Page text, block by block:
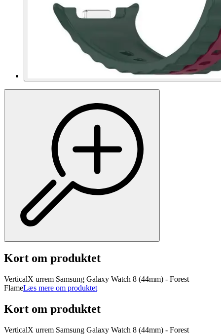
Kort om produktet
VerticalX urrem Samsung Galaxy Watch 8 (44mm) - Forest
FlameLæs mere om produktet
Kort om produktet
VerticalX urrem Samsung Galaxy Watch 8 (44mm) - Forest